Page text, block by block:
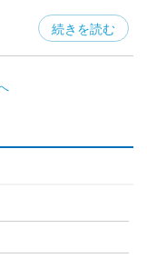
続きを読む